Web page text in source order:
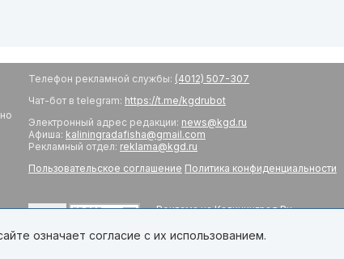
Телефон рекламной службы: (4012) 507-307
Чат-бот в telegram: https://t.me/kgdrubot
Электронный адрес редакции: news@kgd.ru
Афиша: kaliningradafisha@gmail.com
Рекламный отдел: reklama@kgd.ru
Пользовательское соглашение Политика конфиденциальности
Реклама на Калининград.Ru
Обратная связь
означает согласие с их использованием.